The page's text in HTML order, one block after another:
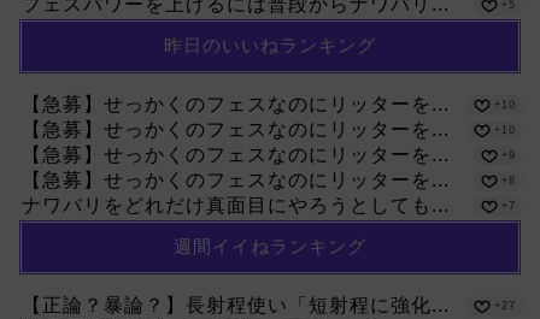
フェスパワーを上げるには普段からナワバリ... +5
昨日のいいねランキング
【急募】せっかくのフェスなのにリッターを... +10
【急募】せっかくのフェスなのにリッターを... +10
【急募】せっかくのフェスなのにリッターを... +9
【急募】せっかくのフェスなのにリッターを... +8
ナワバリをどれだけ真面目にやろうとしても... +7
週間イイねランキング
【正論？暴論？】長射程使い「短射程に強化... +27